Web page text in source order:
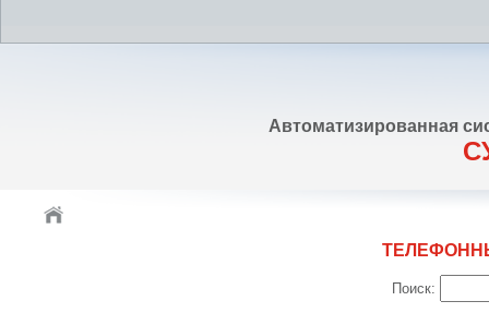
Автоматизированная
Поиск: